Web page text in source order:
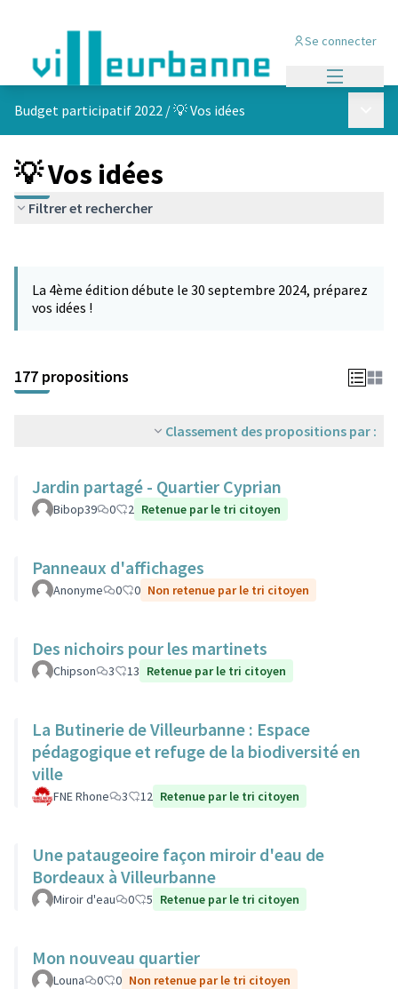
Se connecter
Budget participatif 2022 /💡 Vos idées
💡 Vos idées
Filtrer et rechercher
−
La 4ème édition débute le 30 septembre 2024, préparez
vos idées !
177 propositions
Classement des propositions par :
Jardin partagé - Quartier Cyprian
Bibop39 0 2 Retenue par le tri citoyen
Panneaux d'affichages
Anonyme 0 0 Non retenue par le tri citoyen
Des nichoirs pour les martinets
Chipson 3 13 Retenue par le tri citoyen
La Butinerie de Villeurbanne : Espace
pédagogique et refuge de la biodiversité en
ville
FNE Rhone 3 12 Retenue par le tri citoyen
Une pataugeoire façon miroir d'eau de
Bordeaux à Villeurbanne
Miroir d'eau 0 5 Retenue par le tri citoyen
Mon nouveau quartier
Louna 0 0 Non retenue par le tri citoyen